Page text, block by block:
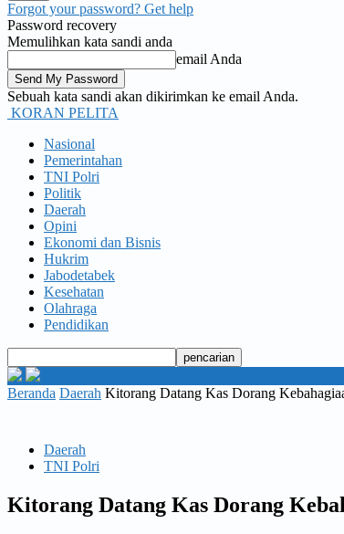
Forgot your password? Get help
Password recovery
Memulihkan kata sandi anda
email Anda
Sebuah kata sandi akan dikirimkan ke email Anda.
KORAN PELITA
Nasional
Pemerintahan
TNI Polri
Politik
Daerah
Opini
Ekonomi dan Bisnis
Hukrim
Jabodetabek
Kesehatan
Olahraga
Pendidikan
Beranda Daerah Kitorang Datang Kas Dorang
Daerah
TNI Polri
Kitorang Datang Kas Dorang